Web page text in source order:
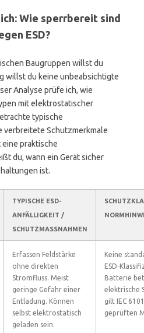
Wie sperrbereit sind
ESD?
Baugruppen willst du
willst du keine unbeabsichtigte
Analyse prüfe ich, wie
mit elektrostatischer
typische
verbreitete Schutzmerkmale
praktische
du, wann ein Gerät sicher
ist.
TYPISCHE ESD-
ANFÄLLIGKEIT /
SCHUTZMASSNAHMEN
Erfassen Feldstärke
ohne direkten
Stromfluss. Meist
geringe Gefahr einer
Entladung. Können
selbst elektrostatisch
geladen sein.
Keine
ESD-
Batterie
elektrische
gilt IEC
geprüften